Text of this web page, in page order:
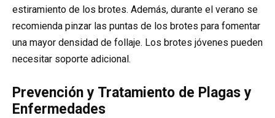
estiramiento de los brotes. Además, durante el verano se
recomienda pinzar las puntas de los brotes para fomentar
una mayor densidad de follaje. Los brotes jóvenes pueden
necesitar soporte adicional.
Prevención y Tratamiento de Plagas y
Enfermedades